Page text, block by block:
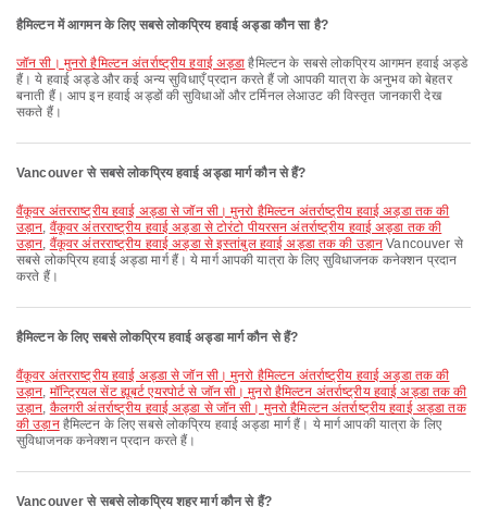
हैमिल्टन में आगमन के लिए सबसे लोकप्रिय हवाई अड्डा कौन सा है?
जॉन सी। मुनरो हैमिल्टन अंतर्राष्ट्रीय हवाई अड्डा हैमिल्टन के सबसे लोकप्रिय आगमन हवाई अड्डे
हैं। ये हवाई अड्डे और कई अन्य सुविधाएँ प्रदान करते हैं जो आपकी यात्रा के अनुभव को बेहतर
बनाती हैं। आप इन हवाई अड्डों की सुविधाओं और टर्मिनल लेआउट की विस्तृत जानकारी देख
सकते हैं।
Vancouver से सबसे लोकप्रिय हवाई अड्डा मार्ग कौन से हैं?
वैंकूवर अंतरराष्ट्रीय हवाई अड्डा से जॉन सी। मुनरो हैमिल्टन अंतर्राष्ट्रीय हवाई अड्डा तक की
उड़ान, वैंकूवर अंतरराष्ट्रीय हवाई अड्डा से टोरंटो पीयरसन अंतर्राष्ट्रीय हवाई अड्डा तक की
उड़ान, वैंकूवर अंतरराष्ट्रीय हवाई अड्डा से इस्तांबुल हवाई अड्डा तक की उड़ान Vancouver से
सबसे लोकप्रिय हवाई अड्डा मार्ग हैं। ये मार्ग आपकी यात्रा के लिए सुविधाजनक कनेक्शन प्रदान
करते हैं।
हैमिल्टन के लिए सबसे लोकप्रिय हवाई अड्डा मार्ग कौन से हैं?
वैंकूवर अंतरराष्ट्रीय हवाई अड्डा से जॉन सी। मुनरो हैमिल्टन अंतर्राष्ट्रीय हवाई अड्डा तक की
उड़ान, मॉन्ट्रियल सेंट ह्यूबर्ट एयरपोर्ट से जॉन सी। मुनरो हैमिल्टन अंतर्राष्ट्रीय हवाई अड्डा तक की
उड़ान, कैलगरी अंतर्राष्ट्रीय हवाई अड्डा से जॉन सी। मुनरो हैमिल्टन अंतर्राष्ट्रीय हवाई अड्डा तक
की उड़ानहैमिल्टन के लिए सबसे लोकप्रिय हवाई अड्डा मार्ग हैं। ये मार्ग आपकी यात्रा के लिए
सुविधाजनक कनेक्शन प्रदान करते हैं।
Vancouver से सबसे लोकप्रिय शहर मार्ग कौन से हैं?